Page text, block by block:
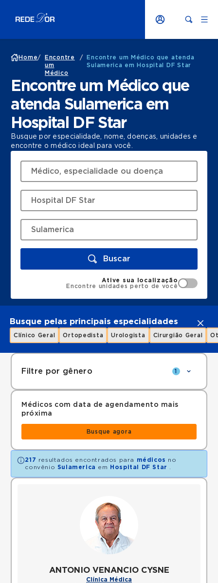
Home/
Encontre
um
Médico
/
Encontre um Médico que atenda
Sulamerica em Hospital DF Star
Encontre um Médico que
atenda Sulamerica em
Hospital DF Star
Busque por especialidade, nome, doenças, unidades e
encontre o médico ideal para você.
Buscar
Ative sua localização
Encontre unidades perto de você
Busque pelas principais especialidades
Clínico Geral Ortopedista Urologista Cirurgião Geral
Filtre por gênero 1
Médicos com data de agendamento mais
próxima
Busque agora
217 resultados encontrados para médicos no
convênio Sulamerica em Hospital DF Star
ANTONIO VENANCIO CYSNE
Clínica Médica